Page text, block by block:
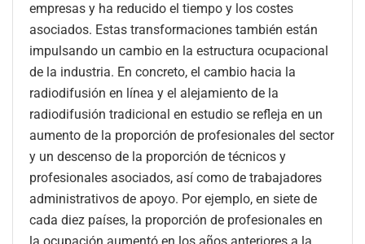
empresas y ha reducido el tiempo y los costes
asociados. Estas transformaciones también están
impulsando un cambio en la estructura ocupacional
de la industria. En concreto, el cambio hacia la
radiodifusión en línea y el alejamiento de la
radiodifusión tradicional en estudio se refleja en un
aumento de la proporción de profesionales del sector
y un descenso de la proporción de técnicos y
profesionales asociados, así como de trabajadores
administrativos de apoyo. Por ejemplo, en siete de
cada diez países, la proporción de profesionales en